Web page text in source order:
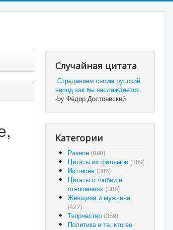
Случайная цитата
Страданием своим русский
народ как бы наслаждается.
-by Фёдор Достоевский
Категории
Разное (898)
Цитаты из фильмов (109)
Из песен (386)
Цитаты о любви и
отношениях (388)
Женщина и мужчина
(427)
Творчество (359)
Политика и те, кто ее